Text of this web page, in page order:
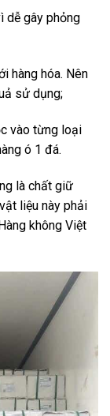
dễ gây phỏng
hàng hóa. Nên
sử dụng;
vào từng loại
ó 1 đá.
là chất giữ
liệu này phải
không Việt